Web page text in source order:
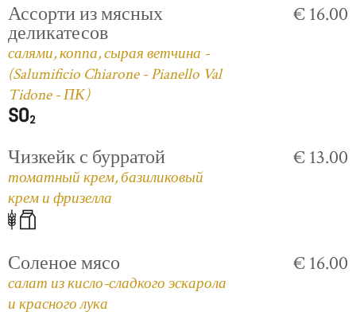
Ассорти из мясных
деликатесов
салями, коппа, сырая ветчина -
(Salumificio Chiarone - Pianello Val
Tidone - ПК)
€ 16.00
Чизкейк с бурратой
томатный крем, базиликовый
крем и фризелла
€ 13.00
Соленое мясо
салат из кисло-сладкого эскарола
и красного лука
€ 16.00